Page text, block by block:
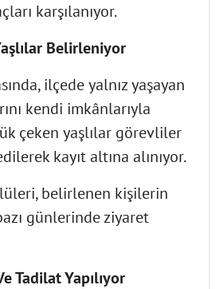
karşılanıyor.
Belirleniyor
ilçede yalnız yaşayan
kendi imkânlarıyla
çeken yaşlılar görevliler
kayıt altına alınıyor.
belirlenen kişilerin
günlerinde ziyaret
Tadilat Yapılıyor